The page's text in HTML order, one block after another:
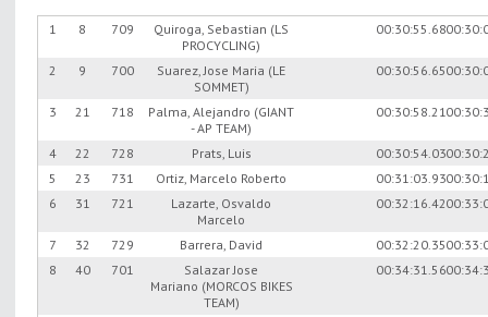
1 8 709
Quiroga, Sebastian (LS
PROCYCLING)
00:30:55.68
2 9 700
Suarez, Jose Maria (LE
SOMMET)
00:30:56.65
3 21 718
Palma, Alejandro (GIANT
- AP TEAM)
00:30:58.21
4 22 728 Prats, Luis 00:30:54.03
5
23 731 Ortiz, Marcelo Roberto 00:31:03.93
6
31 721
Lazarte, Osvaldo
Marcelo
00:32:16.42
7 32 729 Barrera, David 00:32:20.35
8
40 701
Salazar Jose
Mariano (MORCOS BIKES
TEAM)
00:34:31.56